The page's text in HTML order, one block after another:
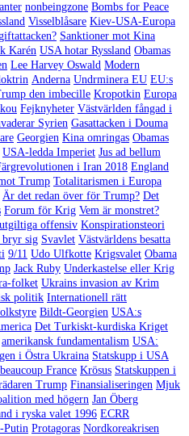
nonbeingzone Bombs for Peace
Visselblåsare Kiev-USA-Europa
Sanktioner mot Kina
Karén USA hotar Ryssland Obamas
Lee Harvey Oswald Modern
Anderna Undrminera EU EU:s
den imbecille Kropotkin Europa
Fejknyheter Västvärlden fångad i
Syrien Gasattacken i Douma
Georgien Kina omringas Obamas
USA-ledda Imperiet Jus ad bellum
i Iran 2018 England
Trump Totalitarismen i Europa
Är det redan över för Trump? Det
Forum för Krig Vem är monstret?
offensiv Konspirationsteori
bryr sig Svavlet Västvärldens besatta
9/11 Udo Ulfkotte Krigsvalet Obama
Jack Ruby Underkastelse eller Krig
folket Ukrains invasion av Krim
politik Internationell rätt
Bildt-Georgien USA:s
Det Turkiskt-kurdiska Kriget
amerikansk fundamentalism USA:
i Östra Ukraina Statskupp i USA
France Krösus Statskuppen i
Trump Finansialiseringen Mjuk
med högern Jan Öberg
i ryska valet 1996 ECRR
Putin Protagoras Nordkoreakrisen